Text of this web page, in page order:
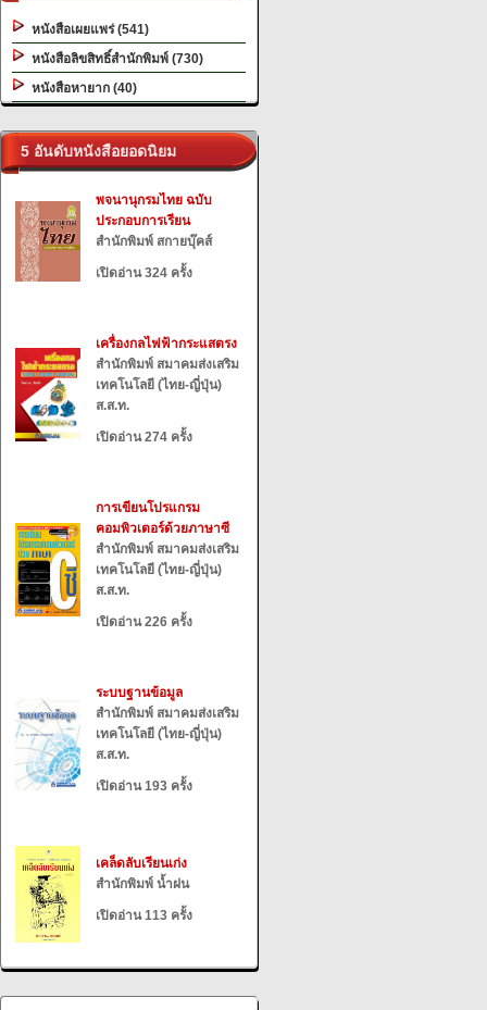
หนังสือเผยแพร่ (541)
หนังสือลิขสิทธิ์สำนักพิมพ์ (730)
หนังสือหายาก (40)
5 อันดับหนังสือยอดนิยม
พจนานุกรมไทย ฉบับ
ประกอบการเรียน
สำนักพิมพ์ สกายบุ๊คส์
เปิดอ่าน 324 ครั้ง
เครื่องกลไฟฟ้ากระแสตรง
สำนักพิมพ์ สมาคมส่งเสริม
เทคโนโลยี (ไทย-ญี่ปุ่น)
ส.ส.ท.
เปิดอ่าน 274 ครั้ง
การเขียนโปรแกรม
คอมพิวเตอร์ด้วยภาษาซี
สำนักพิมพ์ สมาคมส่งเสริม
เทคโนโลยี (ไทย-ญี่ปุ่น)
ส.ส.ท.
เปิดอ่าน 226 ครั้ง
ระบบฐานข้อมูล
สำนักพิมพ์ สมาคมส่งเสริม
เทคโนโลยี (ไทย-ญี่ปุ่น)
ส.ส.ท.
เปิดอ่าน 193 ครั้ง
เคล็ดลับเรียนเก่ง
สำนักพิมพ์ น้ำฝน
เปิดอ่าน 113 ครั้ง